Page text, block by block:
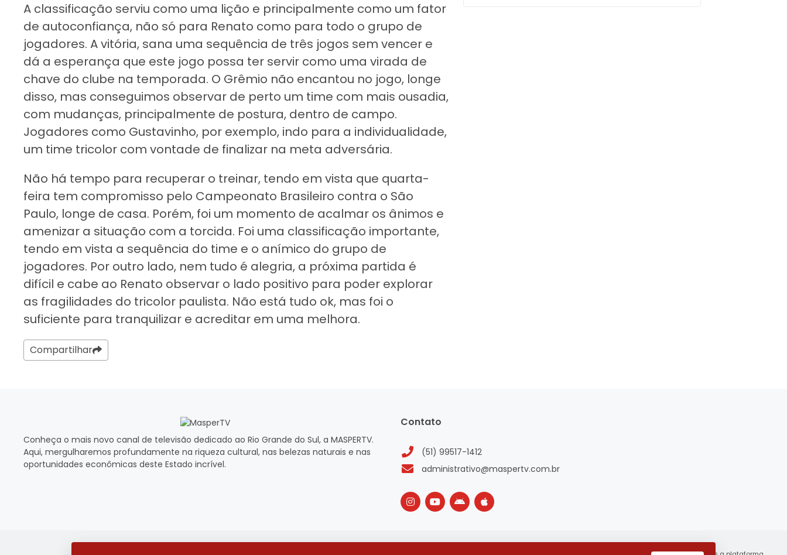
A classificação serviu como uma lição e principalmente como um fator
de autoconfiança, não só para Renato como para todo o grupo de
jogadores. A vitória, sana uma sequência de três jogos sem vencer e
dá a esperança que este jogo possa ter servir como uma virada de
chave do clube na temporada. O Grêmio não encantou no jogo, longe
disso, mas conseguimos observar de perto um time com mais ousadia,
com mudanças, principalmente de postura, dentro de campo.
Jogadores como Gustavinho, por exemplo, indo para a individualidade,
um time tricolor com vontade de finalizar na meta adversária.
Não há tempo para recuperar o treinar, tendo em vista que quarta-
feira tem compromisso pelo Campeonato Brasileiro contra o São
Paulo, longe de casa. Porém, foi um momento de acalmar os ânimos e
amenizar a situação com a torcida. Foi uma classificação importante,
tendo em vista a sequência do time e o anímico do grupo de
jogadores. Por outro lado, nem tudo é alegria, a próxima partida é
difícil e cabe ao Renato observar o lado positivo para poder explorar
as fragilidades do tricolor paulista. Não está tudo ok, mas foi o
suficiente para tranquilizar e acreditar em uma melhora.
Compartilhar
Conheça o mais novo canal de televisão dedicado ao Rio Grande do Sul, a MASPERTV.
Aqui, mergulharemos profundamente na riqueza cultural, nas belezas naturais e nas
oportunidades econômicas deste Estado incrível.
Contato
(51) 99517-1412
administrativo@maspertv.com.br